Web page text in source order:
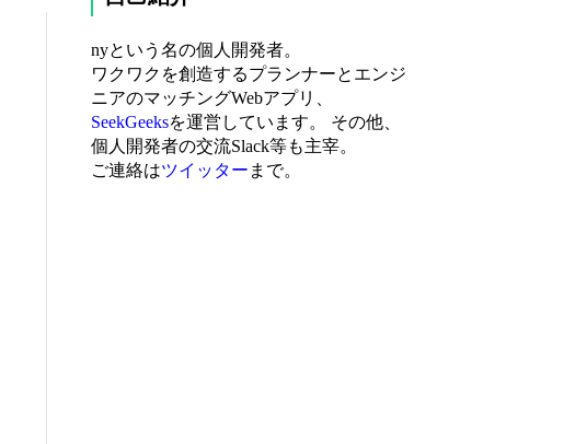
nyという名の個人開発者。
ワクワクを創造するプランナーとエンジ
ニアのマッチングWebアプリ、
SeekGeeksを運営しています。 その他、
個人開発者の交流Slack等も主宰。
ご連絡はツイッター まで。